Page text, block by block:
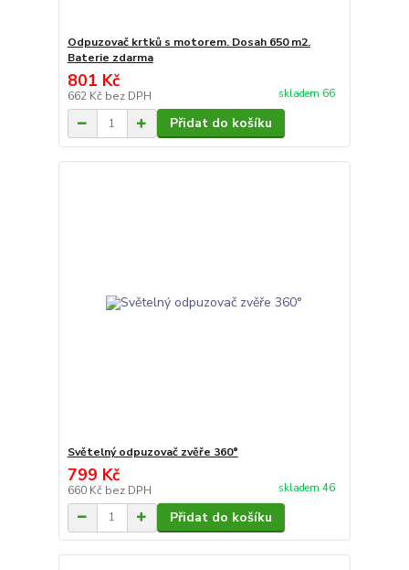
Odpuzovač krtků s motorem. Dosah 650 m2.
Baterie zdarma
801 Kč
662 Kč bez DPH skladem 66
Přidat do košíku
Světelný odpuzovač zvěře 360°
799 Kč
660 Kč bez DPH skladem 46
Přidat do košíku